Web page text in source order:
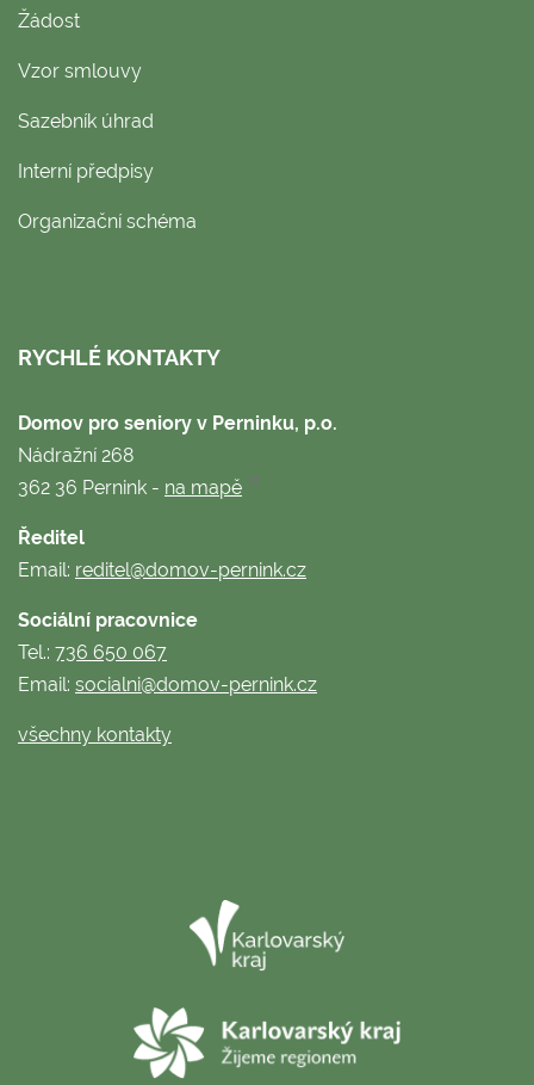
Žádost
Vzor smlouvy
Sazebník úhrad
Interní předpisy
Organizační schéma
RYCHLÉ KONTAKTY
Domov pro seniory v Perninku, p.o.
Nádražní 268
362 36 Pernink - na mapě
Ředitel
Email: reditel@domov-pernink.cz
Sociální pracovnice
Tel.: 736 650 067
Email: socialni@domov-pernink.cz
všechny kontakty